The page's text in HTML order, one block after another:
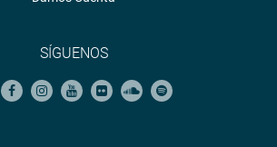
SÍGUENOS